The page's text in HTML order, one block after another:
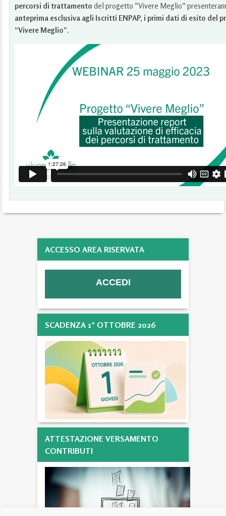
percorsi di trattamento del progetto “Vivere Meglio”
anteprima esclusiva agli Iscritti ENPAP, i primi dati di esito del
“Vivere Meglio”.
ACCESSO AREA RISERVATA
SCADENZA 1° OTTOBRE 2026
ATTESTAZIONE VERSAMENTO
CONTRIBUTI